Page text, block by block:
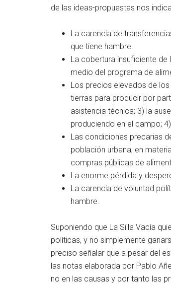
de las ideas-propuestas nos
La carencia de
que tiene hambre.
La cobertura insuficiente
medio del programa de
Los precios elevados de
tierras para producir por
asistencia técnica; 3) la
produciendo en el campo;
Las condiciones precarias
población urbana, en
compras públicas de
La enorme pérdida y
La carencia de voluntad
hambre.
Suponiendo que La Silla Vacía
políticas, y no simplemente
preciso señalar que a pesar del
las notas elaborada por Pablo
no en las causas y por tanto las